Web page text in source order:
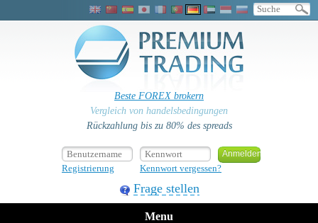
Beste FOREX brokern
Vergleich von handelsbedingungen
Rückzahlung bis zu 80% des spreads
Registrierung Kennwort vergessen?
Frage stellen
Menu